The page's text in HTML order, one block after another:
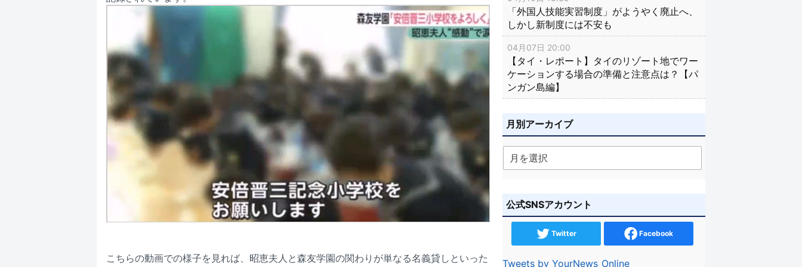
こちらの動画での様子を見れば、昭恵夫人と森友学園の関わりが単なる名義貸しといった
「外国人技能実習制度」がようやく廃止へ、
しかし新制度には不安も
04月07日 20:00
【タイ・レポート】タイのリゾート地でワー
ケーションする場合の準備と注意点は？【パ
ンガン島編】
月別アーカイブ
公式SNSアカウント
Twitter Facebook
Tweets by YourNews_Online